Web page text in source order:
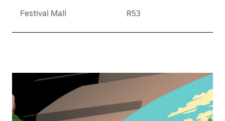
Festival Mall R53